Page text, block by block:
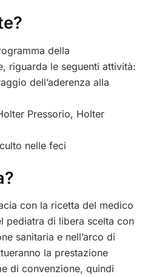
della
riguarda le seguenti attività:
dell’aderenza alla
Pressorio, Holter
nelle feci
con la ricetta del medico
pediatra di libera scelta con
sanitaria e nell’arco di
la prestazione
di convenzione, quindi